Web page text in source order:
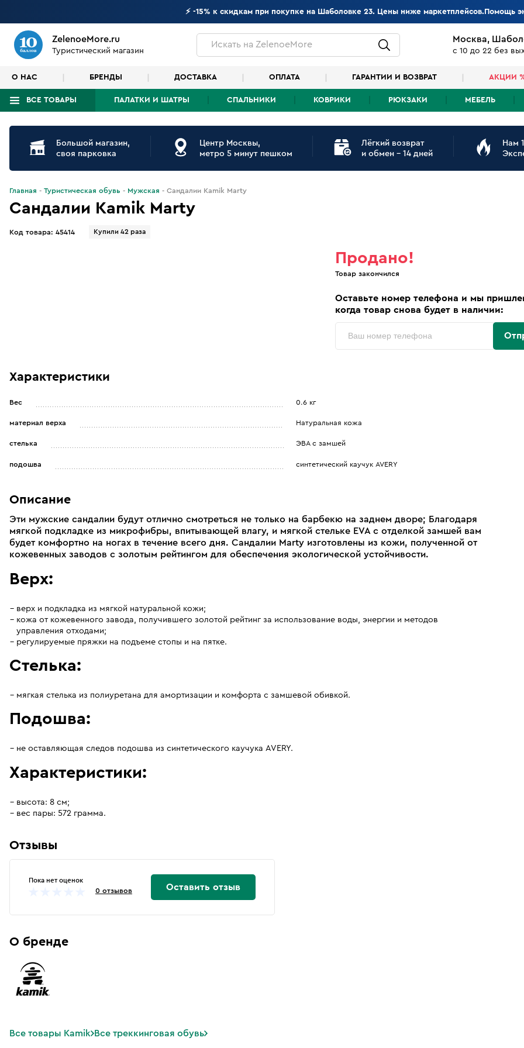
⚡ -15% к скидкам при покупке на Шаболовке 23. Цены ниже маркетплейсов.Помощь
ZelenoeMore.ru
Туристический магазин
Искатьна ZelenoeMore
Москва,
с 10 до 22 без
О НАС БРЕНДЫ ДОСТАВКА ОПЛАТА ГАРАНТИИ И ВОЗВРАТ АКЦИИ
ВСЕ ТОВАРЫ ПАЛАТКИ И ШАТРЫ СПАЛЬНИКИ КОВРИКИ РЮКЗАКИ МЕБЕЛЬ
Что будем искать?
Большой магазин,
своя парковка
Центр Москвы,
метро 5 минут пешком
Лёгкий возврат
и обмен - 14 дней
Нам
Главная Туристическая обувь Мужская Сандалии Kamik Marty
Сандалии Kamik Marty
Код товара: 45414 Купили 42 раза
Продано!
Товар закончился
Оставьте номер телефона и мы
когда товар снова будет в наличии:
Характеристики
Вес 0.6 кг
материал верха Натуральная кожа
стелька ЭВА с замшей
подошва синтетический каучук AVERY
Описание
Эти мужские сандалии будут отлично смотреться не только на барбекю на заднем дворе; Благодаря
мягкой подкладке из микрофибры, впитывающей влагу, и мягкой стельке EVA с отделкой замшей вам
будет комфортно на ногах в течение всего дня. Сандалии Marty изготовлены из кожи, полученной от
кожевенных заводов с золотым рейтингом для обеспечения экологической устойчивости.
Верх:
верх и подкладка из мягкой натуральной кожи;
кожа от кожевенного завода, получившего золотой рейтинг за использование воды, энергии и методов
управления отходами;
регулируемые пряжки на подъеме стопы и на пятке.
Стелька:
мягкая стелька из полиуретана для амортизации и комфорта с замшевой обивкой.
Подошва:
не оставляющая следов подошва из синтетического каучука AVERY.
Характеристики:
высота: 8 см;
вес пары: 572 грамма.
Отзывы
Пока нет оценок
0 отзывов Оставить отзыв
О бренде
Все товары Kamik Все треккинговая обувь